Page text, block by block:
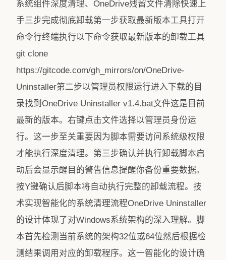
系统组件深度清理、OneDrive残留文件清除快速上
手三步完成彻底卸载第一步获取最新版本工具打开
命令行终端执行以下命令获取最新版本的卸载工具
git clone
https://gitcode.com/gh_mirrors/on/OneDrive-
Uninstaller第二步以管理员权限运行进入下载的目
录找到OneDrive Uninstaller v1.4.bat文件这是目前
最新的版本。右键点击文件选择以管理员身份运
行。这一步至关重要因为脚本需要访问系统级权限
才能执行深度清理。第三步确认并执行卸载脚本启
动后会显示醒目的警告信息提醒你备份重要数据。
按Y键确认后脚本将自动执行完整的卸载流程。技
术实现智能化的系统清理流程OneDrive Uninstaller
的设计体现了对Windows系统架构的深入理解。脚
本首先检测当前系统的架构32位或64位然后根据检
测结果调用对应的卸载程序。这一智能化的设计确